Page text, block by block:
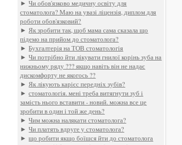
►Чи обов'язково медичну освіту для
стоматолога? Маю на увазі ліцензія, диплом для
роботи обов'язковий?
►Як зробити так, щоб мама сама сказала що
підемо на прийом до стоматолога?
►Бухгалтерія на ТОВ стоматологія
►Чи потрібно йти лікувати гнилої корінь зуба на
нижньому ряду ??? якщо навіть він не надає
дискомфорту не якогось ??
►Як лікують карієс передніх зубів?
►стоматологія. мені треба витягнути зуб і
замість нього вставити - новий. можна все це
зробити в один і той же день?
►Чим можна налякати стоматолога?
►Чи платять вдруге у стоматолога?
►що робити якщо боїшся йти до стоматолога